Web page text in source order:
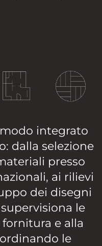
integrato
dalla selezione
presso
ai rilievi
dei disegni
le
e alla
le